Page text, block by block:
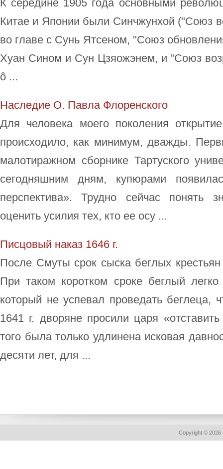
К середине 1905 года основными
Китае и Японии были Синчжунхой ("Союз
во главе с Сунь Ятсеном, "Союз
Хуан Сином и Сун Цзяожэнем, и "Союз
ô ...
Наследие О. Павла Флоренского
Для человека моего поколения
происходило, как минимум, дважды.
малотиражном сборнике Тартуского
сегодняшним дням, купюрами
перспектива». Трудно сейчас понять
оценить усилия тех, кто ее осу ...
Писцовый наказ 1646 г.
После Смуты срок сыска беглых
При таком коротком сроке беглый
который не успевал проведать беглеца,
1641 г. дворяне просили царя
того была только удлинена исковая
десяти лет, для ...
Copyright © 2026